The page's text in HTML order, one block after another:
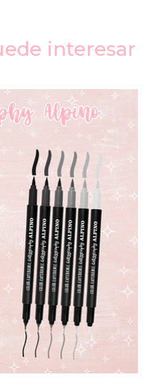
interesar